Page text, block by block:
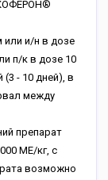
и/н в дозе
п/к в дозе 10
(3 - 10 дней), в
между
препарат
МЕ/кг, с
возможно